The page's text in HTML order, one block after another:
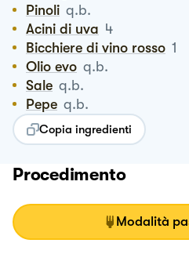
Pinoli q.b.
Acini di uva 4
Bicchiere di vino rosso 1
Olio evo q.b.
Sale q.b.
Pepe q.b.
Copia ingredienti
Procedimento
Modalità